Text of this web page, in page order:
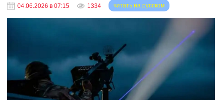
04.06.2026 в 07:15 1334 читать на русском